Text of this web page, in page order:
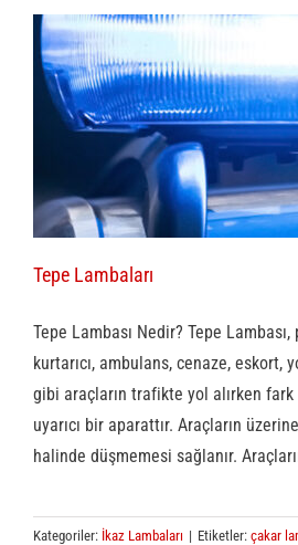
Tepe Lambaları
Tepe Lambası Nedir? Tepe
kurtarıcı, ambulans, cenaze, eskort,
gibi araçların trafikte yol alırken
uyarıcı bir aparattır. Araçların
halinde düşmemesi sağlanır.
Kategoriler: İkaz Lambaları | Etiketler: çakar